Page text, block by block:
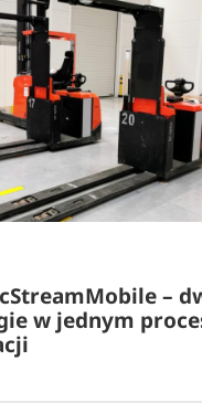
–
w jednym